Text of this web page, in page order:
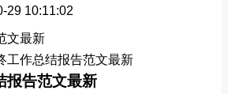
29 10:11:02
文最新
报告范文最新